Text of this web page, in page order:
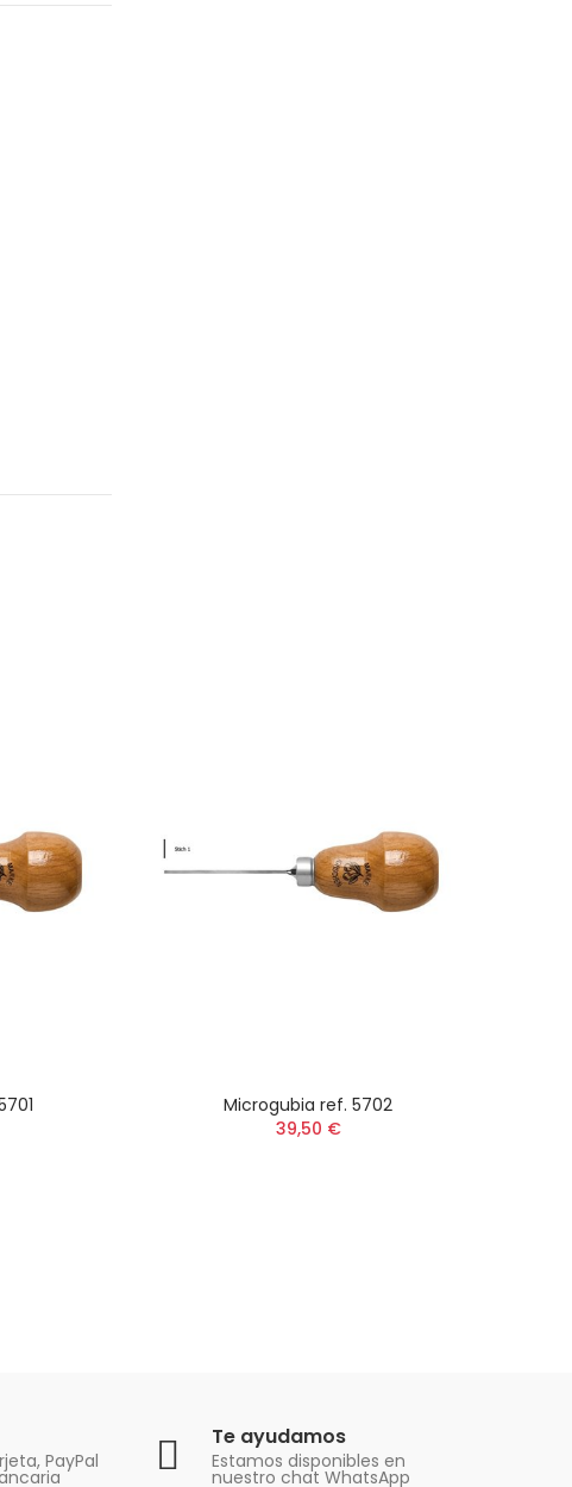
Microgubia ref. 5702
39,50 €
PayPal
Te ayudamos
Estamos disponibles en
nuestro chat WhatsApp